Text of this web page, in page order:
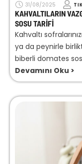
31/08/2025
KAHVALTILARIN
SOSU TARIFI
Kahvaltı
ya da peynirle
biberli domates
Devamını Oku >